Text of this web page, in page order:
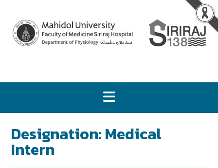
Designation: Medical
Intern